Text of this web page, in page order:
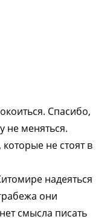
Спасибо,
не меняться.
не стоят в
надеяться
они
смысла писать